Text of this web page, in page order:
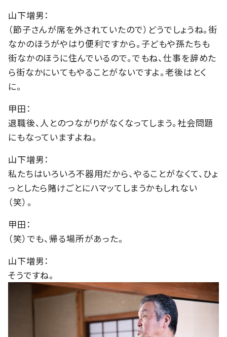
山下増男：
（節子さんが席を外されていたので）どうでしょうね。街
なかのほうがやはり便利ですから。子どもや孫たちも
街なかのほうに住んでいるので。でもね、仕事を辞めた
ら街なかにいてもやることがないですよ。老後はとく
に。
甲田：
退職後、人とのつながりがなくなってしまう。社会問題
にもなっていますよね。
山下増男：
私たちはいろいろ不器用だから、やることがなくて、ひょ
っとしたら賭けごとにハマッてしまうかもしれない
（笑）。
甲田：
（笑）でも、帰る場所があった。
山下増男：
そうですね。